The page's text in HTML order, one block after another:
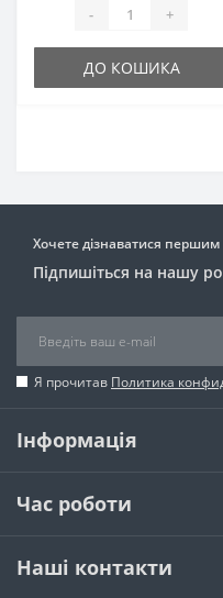
- +
ДО КОШИКА
Хочете дізнаватися першим
Підпишіться на нашу
Я прочитав Политика
Інформація
Час роботи
Наші контакти